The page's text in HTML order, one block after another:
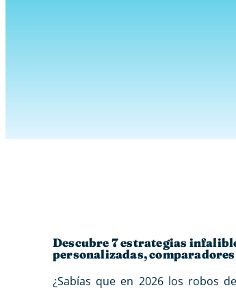
Descubre 7 estrategias
personalizadas,
¿Sabías que en 2026 los robos